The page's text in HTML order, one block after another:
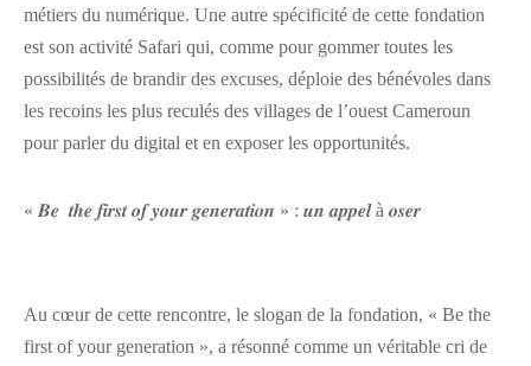
métiers du numérique. Une autre spécificité de cette fondation
est son activité Safari qui, comme pour gommer toutes les
possibilités de brandir des excuses, déploie des bénévoles dans
les recoins les plus reculés des villages de l’ouest Cameroun
pour parler du digital et en exposer les opportunités.
« 𝑩𝒆 𝒕𝒉𝒆 𝒇𝒊𝒓𝒔𝒕 𝒐𝒇 𝒚𝒐𝒖𝒓 𝒈𝒆𝒏𝒆𝒓𝒂𝒕𝒊𝒐𝒏 » : 𝒖𝒏 𝒂𝒑𝒑𝒆𝒍 à 𝒐𝒔𝒆𝒓
Au cœur de cette rencontre, le slogan de la fondation, « Be the
first of your generation », a résonné comme un véritable cri de